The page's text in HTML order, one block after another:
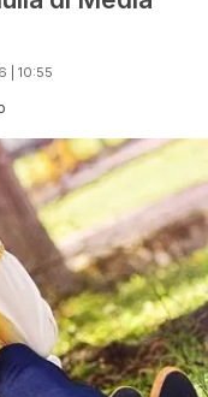
| 10:55